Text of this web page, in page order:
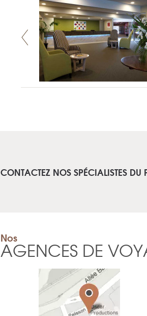
CONTACTEZ NOS SPÉCIALISTES DU
Nos
AGENCES DE